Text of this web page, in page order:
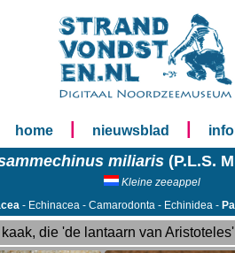
home nieuwsblad
miliaris (P.L.S.
Kleine zeeappel
- Echinacea - Camarodonta - Echinidea -
die 'de lantaarn van